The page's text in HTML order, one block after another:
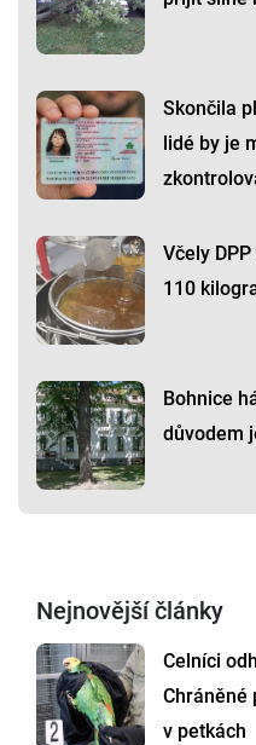
Skončila
lidé by je
Včely
110
Bohnice
důvodem
Nejnovější články
Celníci
Chráněné
v petkách